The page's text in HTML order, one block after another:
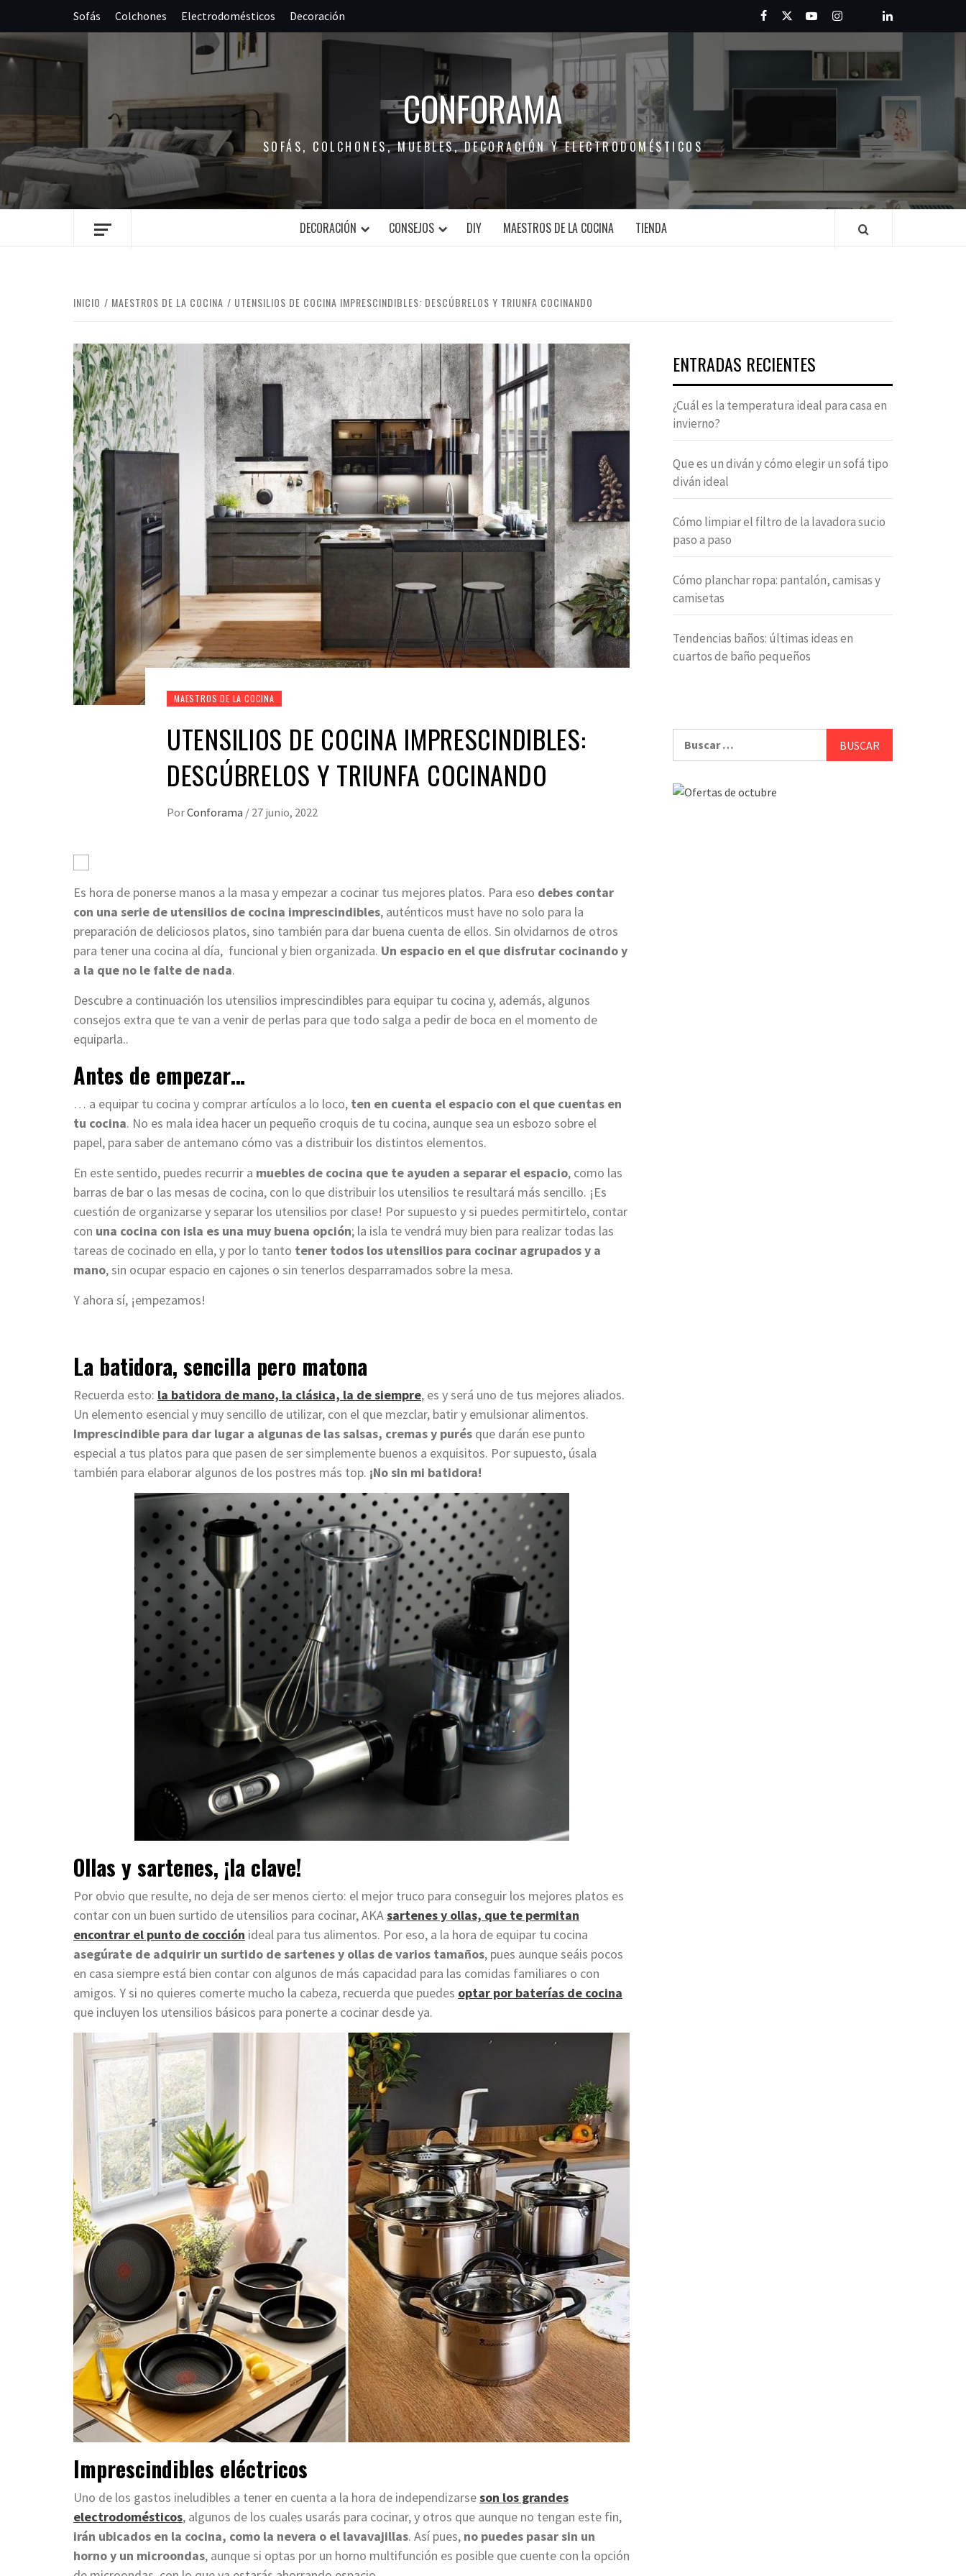
contenido
Sofás Colchones Electrodomésticos Decoración Facebook
TwitterYoutubeInstagramPinterest
LinkedIn
CONFORAMA
SOFÁS, COLCHONES, MUEBLES, DECORACIÓN Y ELECTRODOMÉSTICOS
DECORACIÓN CONSEJOS DIY MAESTROS DE LA COCINA TIENDA
INICIO MAESTROS DE LA COCINA UTENSILIOS DE COCINA IMPRESCINDIBLES: DESCÚBRELOS Y TRIUNFA COCINANDO
MAESTROS DE LA COCINA
UTENSILIOS DE COCINA IMPRESCINDIBLES:
DESCÚBRELOS Y TRIUNFA COCINANDO
PorConforama / 27 junio, 2022
Es hora de ponerse manos a la masa y empezar a cocinar tus mejores platos. Para eso debes contar
con una serie de utensilios de cocina imprescindibles, auténticos must have no solo para la
preparación de deliciosos platos, sino también para dar buena cuenta de ellos. Sin olvidarnos de otros
para tener una cocina al día, funcional y bien organizada. Un espacio en el que disfrutar cocinando y
a la que no le falte de nada.
Descubre a continuación los utensilios imprescindibles para equipar tu cocina y, además, algunos
consejos extra que te van a venir de perlas para que todo salga a pedir de boca en el momento de
equiparla..
Antes de empezar…
… a equipar tu cocina y comprar artículos a lo loco, ten en cuenta el espacio con el que cuentas en
tu cocina. No es mala idea hacer un pequeño croquis de tu cocina, aunque sea un esbozo sobre el
papel, para saber de antemano cómo vas a distribuir los distintos elementos.
En este sentido, puedes recurrir a muebles de cocina que te ayuden a separar el espacio, como las
barras de bar o las mesas de cocina, con lo que distribuir los utensilios te resultará más sencillo. ¡Es
cuestión de organizarse y separar los utensilios por clase! Por supuesto y si puedes permitirtelo, contar
con una cocina con isla es una muy buena opción; la isla te vendrá muy bien para realizar todas las
tareas de cocinado en ella, y por lo tanto tener todos los utensilios para cocinar agrupados y a
mano, sin ocupar espacio en cajones o sin tenerlos desparramados sobre la mesa.
Y ahora sí, ¡empezamos!
La batidora, sencilla pero matona
Recuerda esto: la batidora de mano, la clásica, la de siempre, es y será uno de tus mejores aliados.
Un elemento esencial y muy sencillo de utilizar, con el que mezclar, batir y emulsionar alimentos.
Imprescindible para dar lugar a algunas de las salsas, cremas y purés que darán ese punto
especial a tus platos para que pasen de ser simplemente buenos a exquisitos. Por supuesto, úsala
también para elaborar algunos de los postres más top. ¡No sin mi batidora!
Ollas y sartenes, ¡la clave!
Por obvio que resulte, no deja de ser menos cierto: el mejor truco para conseguir los mejores platos es
contar con un buen surtido de utensilios para cocinar, AKAsartenes y ollas, que te permitan
encontrar el punto de cocción ideal para tus alimentos. Por eso, a la hora de equipar tu cocina
asegúrate de adquirir un surtido de sartenes y ollas de varios tamaños, pues aunque seáis pocos
en casa siempre está bien contar con algunos de más capacidad para las comidas familiares o con
amigos. Y si no quieres comerte mucho la cabeza, recuerda que puedes optar por baterías de cocina
que incluyen los utensilios básicos para ponerte a cocinar desde ya.
Imprescindibles eléctricos
Uno de los gastos ineludibles a tener en cuenta a la hora de independizarseson los grandes
electrodomésticos, algunos de los cuales usarás para cocinar, y otros que aunque no tengan este fin,
irán ubicados en la cocina, como la nevera o el lavavajillas. Así pues, no puedes pasar sin un
horno y un microondas, aunque si optas por un horno multifunción es posible que cuente con la opción
ENTRADAS RECIENTES
¿Cuál es la temperatura ideal para casa en
invierno?
Que es un diván y cómo elegir un sofá tipo
diván ideal
Cómo limpiar el filtro de la lavadora sucio
paso a paso
Cómo planchar ropa: pantalón, camisas y
camisetas
Tendencias baños: últimas ideas en
cuartos de baño pequeños